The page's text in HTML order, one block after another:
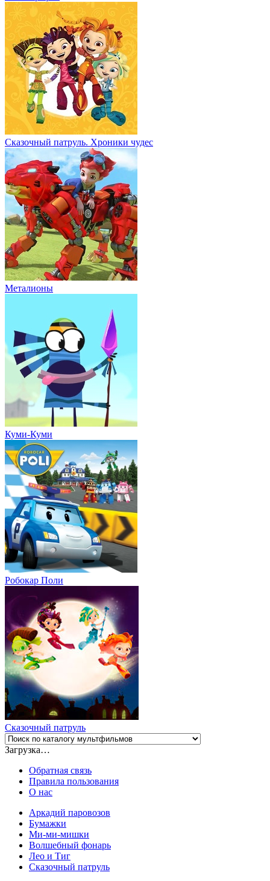
Сказочный патруль. Хроники чудес
Металионы
Куми-Куми
Робокар Поли
Сказочный патруль
Загрузка…
Обратная связь
Правила пользования
О нас
Аркадий паровозов
Бумажки
Ми-ми-мишки
Волшебный фонарь
Лео и Тиг
Сказочный патруль